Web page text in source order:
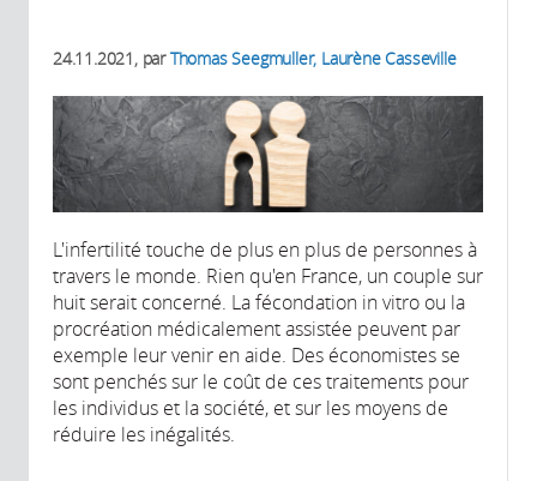
24.11.2021, parThomas Seegmuller, Laurène Casseville
L'infertilité touche de plus en plus de personnes à
travers le monde. Rien qu'en France, un couple sur
huit serait concerné. La fécondation in vitro ou la
procréation médicalement assistée peuvent par
exemple leur venir en aide. Des économistes se
sont penchés sur le coût de ces traitements pour
les individus et la société, et sur les moyens de
réduire les inégalités.